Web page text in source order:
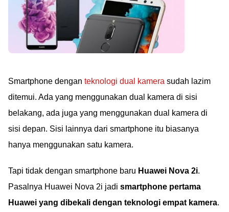
Smartphone dengan teknologi dual kamera sudah lazim
ditemui. Ada yang menggunakan dual kamera di sisi
belakang, ada juga yang menggunakan dual kamera di
sisi depan. Sisi lainnya dari smartphone itu biasanya
hanya menggunakan satu kamera.
Tapi tidak dengan smartphone baru Huawei Nova 2i.
Pasalnya Huawei Nova 2i jadi smartphone pertama
Huawei yang dibekali dengan teknologi empat kamera.